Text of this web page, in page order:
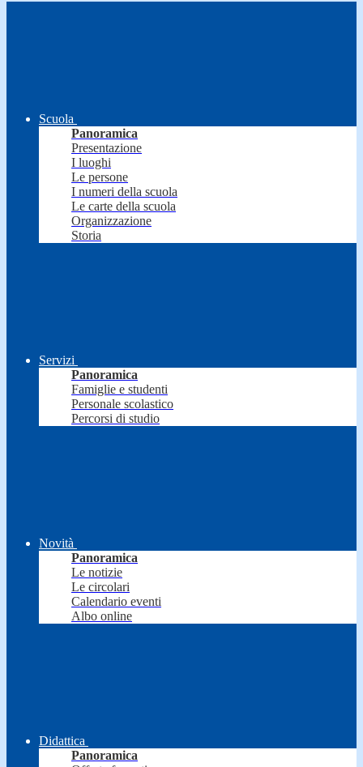
Scuola
Panoramica
Presentazione
I luoghi
Le persone
I numeri della scuola
Le carte della scuola
Organizzazione
Storia
Servizi
Panoramica
Famiglie e studenti
Personale scolastico
Percorsi di studio
Novità
Panoramica
Le notizie
Le circolari
Calendario eventi
Albo online
Didattica
Panoramica